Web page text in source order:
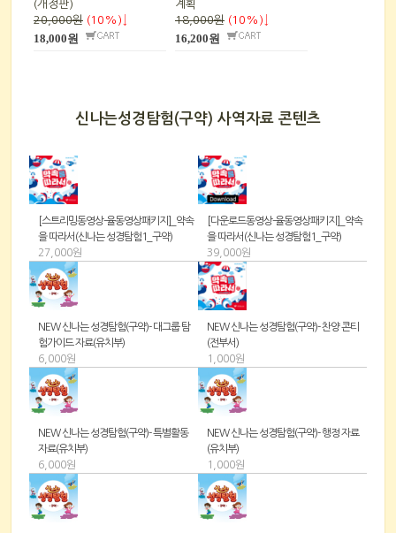
(개정판)
20,000원 (10%)↓
18,000원
계획
18,000원 (10%)↓
16,200원
신나는성경탐험(구약) 사역자료 콘텐츠
[스트리밍동영상-율동영상패키지]_약속
을 따라서(신나는 성경탐험1_구약)
27,000원
[다운로드동영상-율동영상패키지]_약속
을 따라서(신나는 성경탐험1_구약)
39,000원
NEW 신나는 성경탐험(구약)- 대그룹 탐
험가이드 자료(유치부)
6,000원
NEW 신나는 성경탐험(구약)- 찬양 콘티
(전부서)
1,000원
NEW 신나는 성경탐험(구약)- 특별활동
자료(유치부)
6,000원
NEW 신나는 성경탐험(구약)- 행정 자료
(유치부)
1,000원